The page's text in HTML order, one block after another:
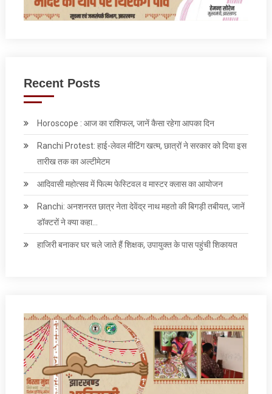
Recent Posts
Horoscope : आज का राशिफल, जानें कैसा रहेगा आपका दिन
Ranchi Protest: हाई-लेवल मीटिंग खत्म, छात्रों ने सरकार को दिया इस
तारीख तक का अल्टीमेटम
आदिवासी महोत्सव में फिल्म फेस्टिवल व मास्टर क्लास का आयोजन
Ranchi: अनशनरत छात्र नेता देवेंद्र नाथ महतो की बिगड़ी तबीयत, जानें
डॉक्टरों ने क्या कहा…
हाजिरी बनाकर घर चले जाते हैं शिक्षक, उपायुक्त के पास पहुंची शिकायत